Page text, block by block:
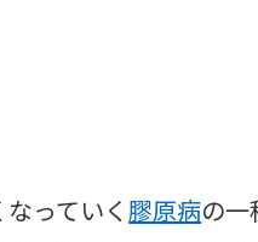
っていく膠原病の